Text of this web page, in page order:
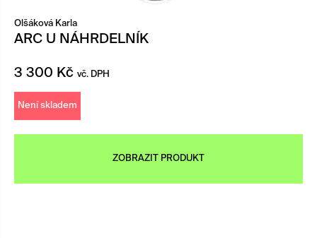
Olšáková Karla
ARC U NÁHRDELNÍK
3 300 Kč vč. DPH
Není skladem
ZOBRAZIT PRODUKT